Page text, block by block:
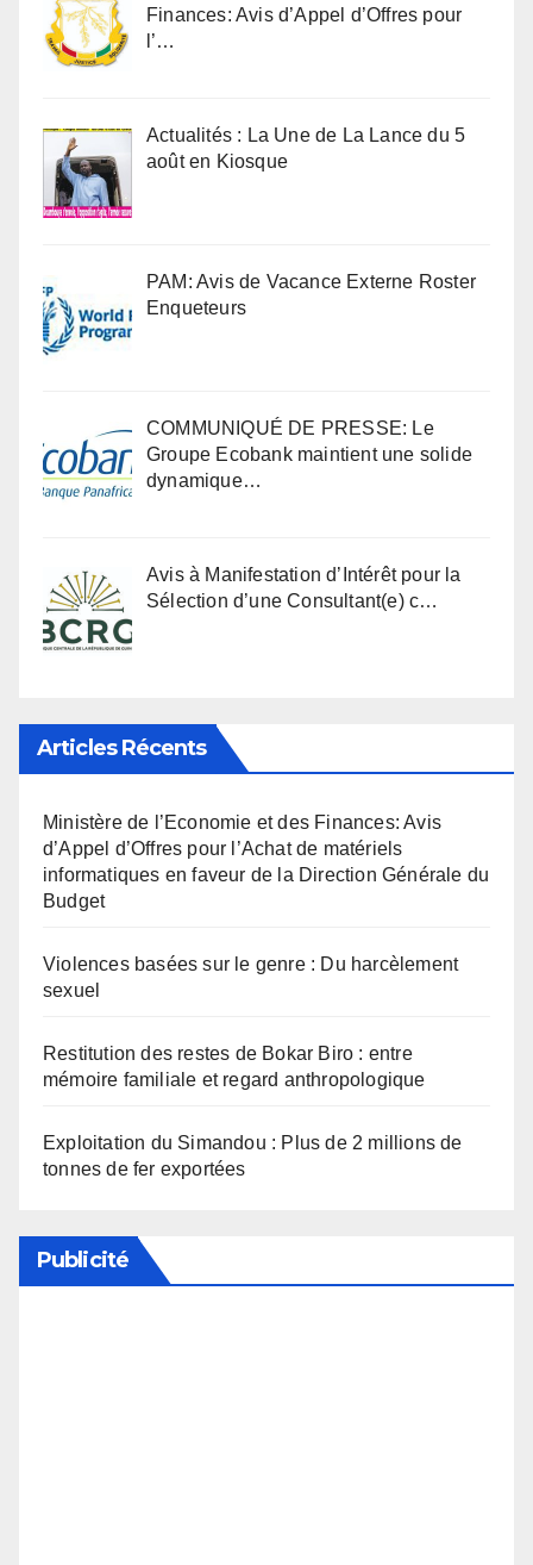
Finances: Avis d’Appel d’Offres pour
l’…
Actualités : La Une de La Lance du 5
août en Kiosque
PAM: Avis de Vacance Externe Roster
Enqueteurs
COMMUNIQUÉ DE PRESSE: Le
Groupe Ecobank maintient une solide
dynamique…
Avis à Manifestation d’Intérêt pour la
Sélection d’une Consultant(e) c…
Articles Récents
Ministère de l’Economie et des Finances: Avis
d’Appel d’Offres pour l’Achat de matériels
informatiques en faveur de la Direction Générale du
Budget
Violences basées sur le genre : Du harcèlement
sexuel
Restitution des restes de Bokar Biro : entre
mémoire familiale et regard anthropologique
Exploitation du Simandou : Plus de 2 millions de
tonnes de fer exportées
Publicité